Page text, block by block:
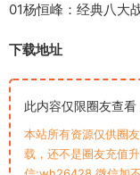
01杨恒峰：经典八大
下载地址
此内容仅限圈友查看
本站所有资源仅供圈
载，还不是圈友充值